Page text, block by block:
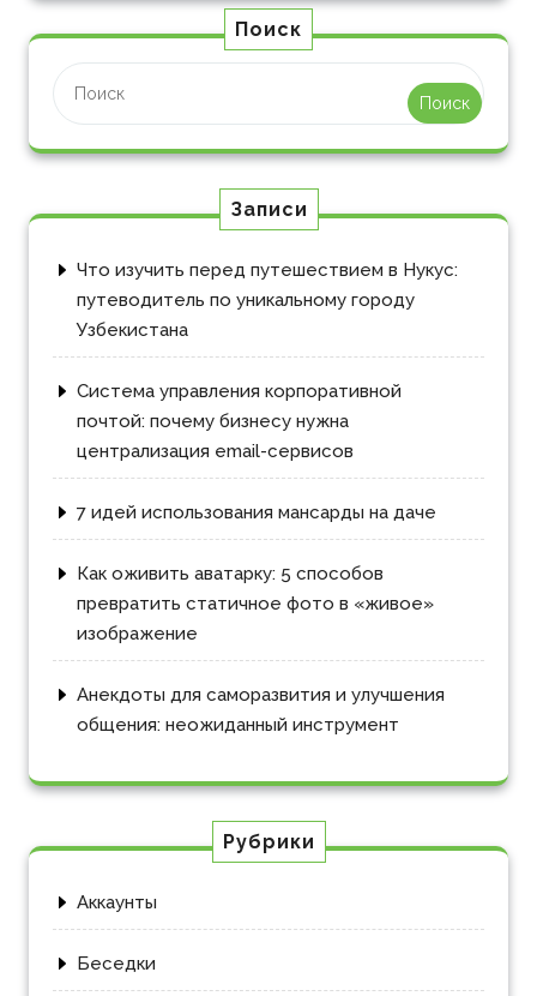
Поиск
Поиск
Записи
Что изучить перед путешествием в Нукус:
путеводитель по уникальному городу
Узбекистана
Система управления корпоративной
почтой: почему бизнесу нужна
централизация email-сервисов
7 идей использования мансарды на даче
Как оживить аватарку: 5 способов
превратить статичное фото в «живое»
изображение
Анекдоты для саморазвития и улучшения
общения: неожиданный инструмент
Рубрики
Аккаунты
Беседки